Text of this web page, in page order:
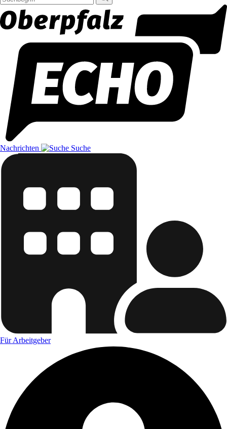
Nachrichten Suche
Für Arbeitgeber